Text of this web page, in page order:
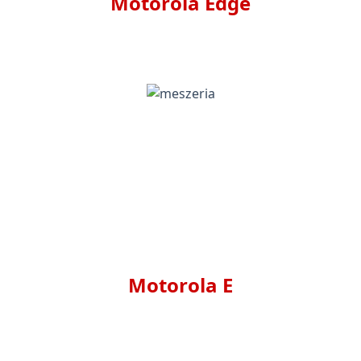
Motorola E